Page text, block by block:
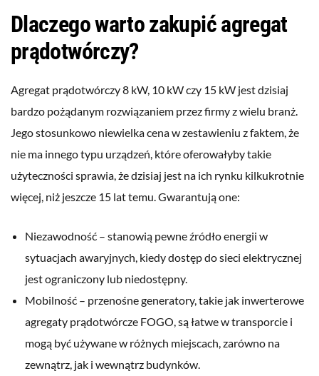
Dlaczego warto zakupić agregat
prądotwórczy?
Agregat prądotwórczy 8 kW, 10 kW czy 15 kW jest dzisiaj
bardzo pożądanym rozwiązaniem przez firmy z wielu branż.
Jego stosunkowo niewielka cena w zestawieniu z faktem, że
nie ma innego typu urządzeń, które oferowałyby takie
użyteczności sprawia, że dzisiaj jest na ich rynku kilkukrotnie
więcej, niż jeszcze 15 lat temu. Gwarantują one:
Niezawodność – stanowią pewne źródło energii w
sytuacjach awaryjnych, kiedy dostęp do sieci elektrycznej
jest ograniczony lub niedostępny.
Mobilność – przenośne generatory, takie jak inwerterowe
agregaty prądotwórcze FOGO, są łatwe w transporcie i
mogą być używane w różnych miejscach, zarówno na
zewnątrz, jak i wewnątrz budynków.